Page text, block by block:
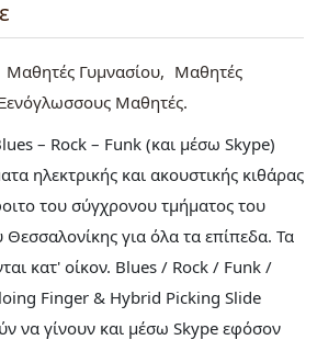
Μαθητές Γυμνασίου
Μαθητές
Μαθητές
– Rock – Funk (και μέσω Skype)
ηλεκτρικής και ακουστικής κιθάρας
του σύγχρονου τμήματος του
για όλα τα επίπεδα. Τα
κατ' οίκον. Blues / Rock / Funk /
Finger & Hybrid Picking Slide
να γίνουν και μέσω Skype εφόσον